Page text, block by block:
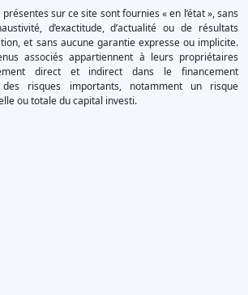
sur ce site sont fournies « en l’état », sans
d’exactitude, d’actualité ou de résultats
et sans aucune garantie expresse ou implicite.
associés appartiennent à leurs propriétaires
direct et indirect dans le financement
risques importants, notamment un risque
ou totale du capital investi.